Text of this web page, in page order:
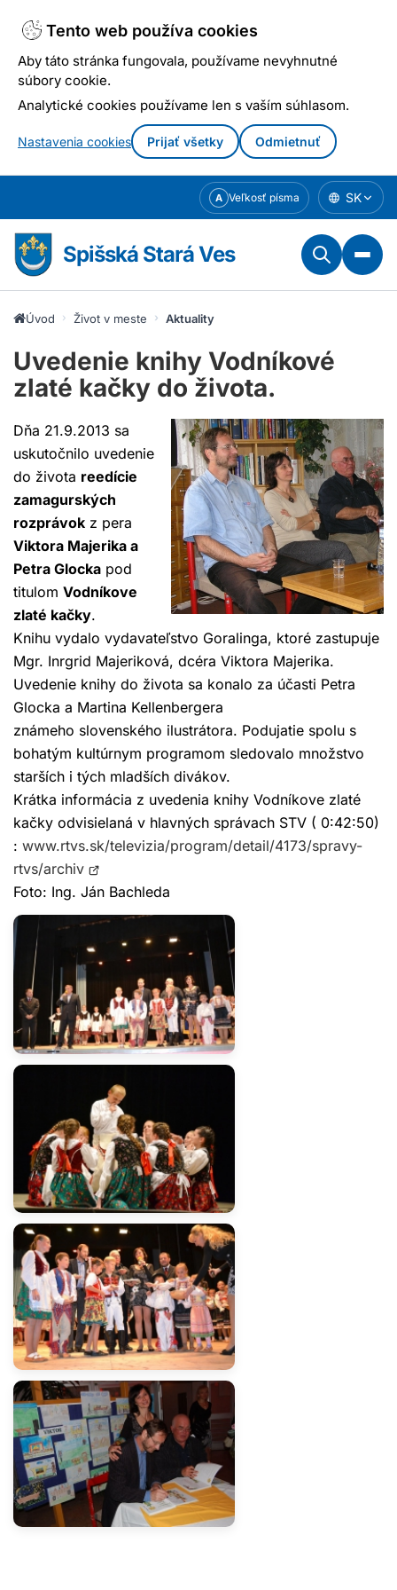
Tento web používa cookies
Aby táto stránka fungovala, používame nevyhnutné
súbory cookie.
Analytické cookies používame len s vaším súhlasom.
Nastavenia cookies Prijať všetky Odmietnuť
obsahu
A Veľkosť písma SK
Spišská Stará Ves
Úvod Život v meste Aktuality
Uvedenie knihy Vodníkové
zlaté kačky do života.
Dňa 21.9.2013 sa
uskutočnilo uvedenie
do života reedície
zamagurských
rozprávok z pera
Viktora Majerika a
Petra Glocka pod
titulom Vodníkove
zlaté kačky.
Knihu vydalo vydavateľstvo Goralinga, ktoré zastupuje
Mgr. Inrgrid Majeriková, dcéra Viktora Majerika.
Uvedenie knihy do života sa konalo za účasti Petra
Glocka a Martina Kellenbergera
známeho slovenského ilustrátora. Podujatie spolu s
bohatým kultúrnym programom sledovalo množstvo
starších i tých mladších divákov.
Krátka informácia z uvedenia knihy Vodníkove zlaté
kačky odvisielaná v hlavných správach STV ( 0:42:50)
: www.rtvs.sk/televizia/program/detail/4173/spravy-
rtvs/archivOtvorí
sa
v
novom
okne
Foto: Ing. Ján Bachleda